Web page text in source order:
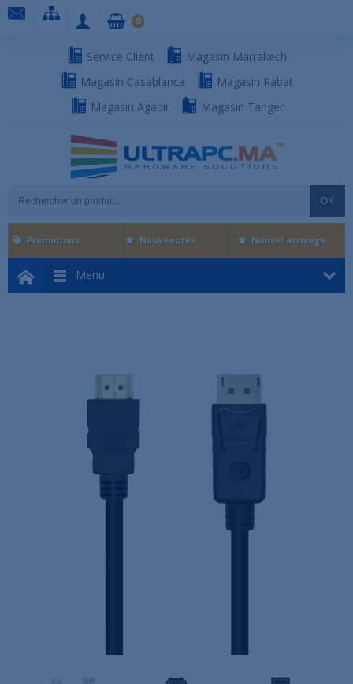
Service Client
Magasin Marrakech
Magasin Casablanca
Magasin Rabat
Magasin Agadir
Magasin Tanger
OK
0
Menu
Promotions Nouveautés Nouvel arrivage